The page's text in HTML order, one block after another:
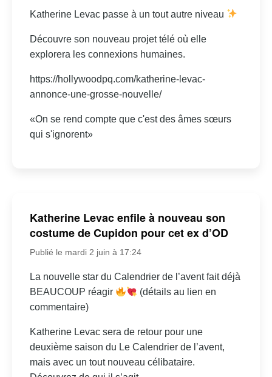
Katherine Levac passe à un tout autre niveau
Découvre son nouveau projet télé où elle
explorera les connexions humaines.
https://hollywoodpq.com/katherine-levac-
annonce-une-grosse-nouvelle/
«On se rend compte que c'est des âmes sœurs
qui s'ignorent»
Katherine Levac enfile à nouveau son
costume de Cupidon pour cet ex d’OD
Publié le mardi 2 juin à 17:24
La nouvelle star du Calendrier de l’avent fait déjà
BEAUCOUP réagir
(détails au lien en
commentaire)
Katherine Levac sera de retour pour une
deuxième saison du Le Calendrier de l’avent,
mais avec un tout nouveau célibataire.